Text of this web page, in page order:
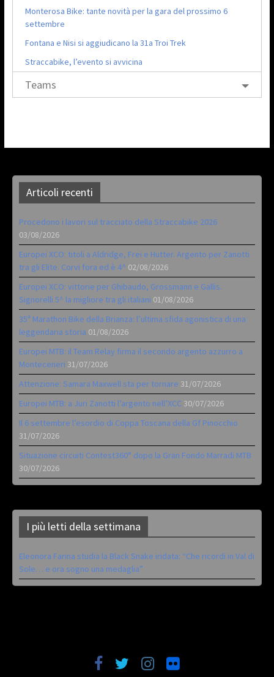
Monterosa Bike: tante novità per la gara del prossimo 6
settembre
Fontana e Nisi si aggiudicano la 31a Troi Trek
Straccabike, l’evento si avvicina
Teams
Articoli recenti
Procedono i lavori sul tracciato della Straccabike 2026
03/08/2026
Europei XCO: titoli a Aldridge, Frei e Hutter. Argento per Zanotti
tra gli Elite. Corvi fora ed è 4^ 02/08/2026
Europei XCO: vittorie per Ghibaudo, Grossmann e Gallis.
Signorelli 5^ la migliore tra gli italiani 01/08/2026
35ª Marathon Bike della Brianza: l’ultima sfida agonistica di una
leggendaria storia 01/08/2026
Europei MTB: il Team Relay firma il secondo argento azzurro a
Monteceneri 31/07/2026
Attenzione: Samara Maxwell sta per tornare 31/07/2026
Europei MTB: a Juri Zanotti l’argento nell’XCC 30/07/2026
Il 6 settembre l’esordio di Coppa Toscana della Gf Pinocchio
31/07/2026
Situazione circuiti Contest360° dopo la Gran Fondo Marradi MTB
30/07/2026
I più letti della settimana
Eleonora Farina studia la Black Snake iridata: “Che ricordi in Val di
Sole… e ora sogno una medaglia”